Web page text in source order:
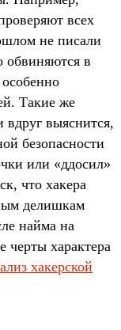
всех
не писали
обвиняются в
Такие же
вдруг выяснится,
безопасности
или «ддосил»
что хакера
делишкам
найма на
черты характера
хакерской